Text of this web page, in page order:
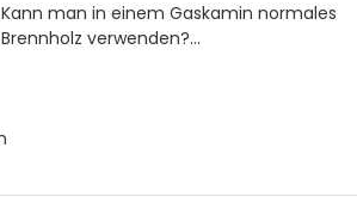
Kann man in einem Gaskamin normales
Brennholz verwenden?